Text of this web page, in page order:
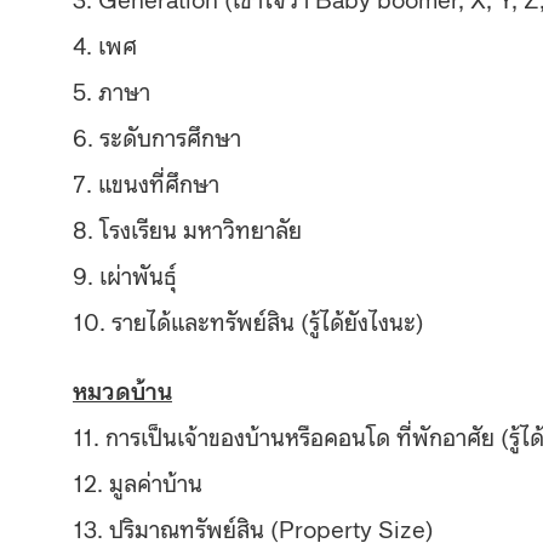
4. เพศ
5. ภาษา
6. ระดับการศึกษา
7. แขนงที่ศึกษา
8. โรงเรียน มหาวิทยาลัย
9. เผ่าพันธุ์
10. รายได้และทรัพย์สิน (รู้ได้ยังไงนะ)
หมวดบ้าน
11. การเป็นเจ้าของบ้านหรือคอนโด ที่พักอาศัย (รู้ไ
12. มูลค่าบ้าน
13. ปริมาณทรัพย์สิน (Property Size)